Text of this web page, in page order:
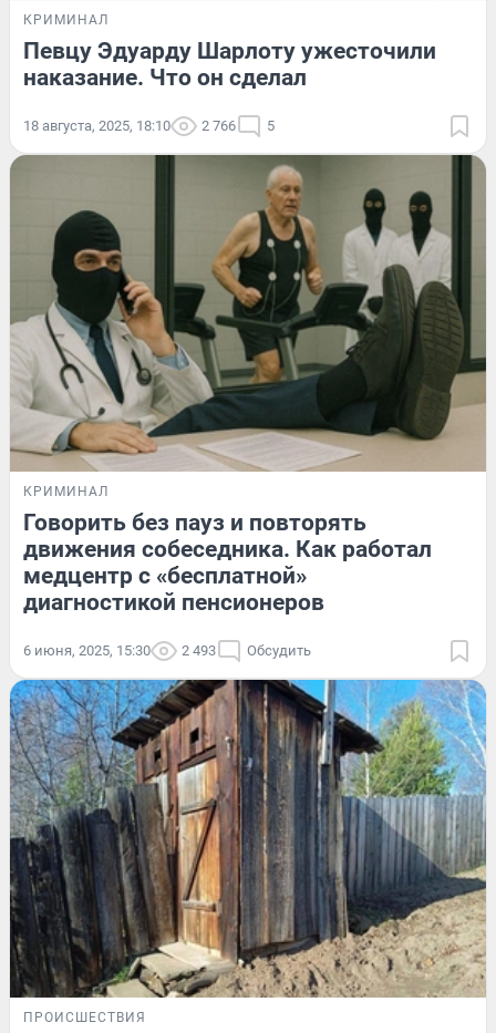
КРИМИНАЛ
Певцу Эдуарду Шарлоту ужесточили
наказание. Что он сделал
18 августа, 2025, 18:10 2 766 5
КРИМИНАЛ
Говорить без пауз и повторять
движения собеседника. Как работал
медцентр с «бесплатной»
диагностикой пенсионеров
6 июня, 2025, 15:30 2 493 Обсудить
ПРОИСШЕСТВИЯ